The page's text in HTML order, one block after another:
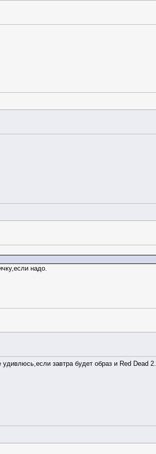
надо.
завтра будет образ и Red Dead 2.